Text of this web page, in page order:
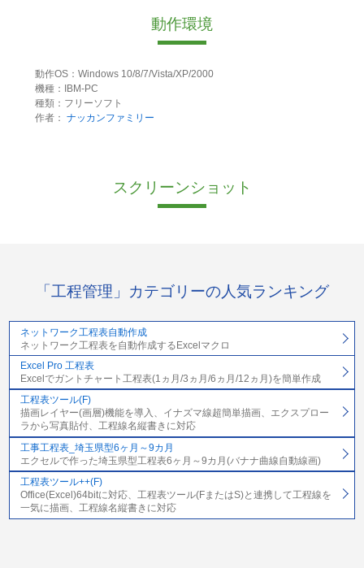
動作環境
動作OS：Windows 10/8/7/Vista/XP/2000
機種：IBM-PC
種類：フリーソフト
作者： ナッカンファミリー
スクリーンショット
「工程管理」カテゴリーの人気ランキング
ネットワーク工程表自動作成
ネットワーク工程表を自動作成するExcelマクロ
Excel Pro 工程表
Excelでガントチャート工程表(1ヵ月/3ヵ月/6ヵ月/12ヵ月)を簡単作成
工程表ツール(F)
描画レイヤー(画層)機能を導入、イナズマ線超簡単描画、エクスプロー
ラから写真貼付、工程線名縦書きに対応
工事工程表_埼玉県型6ヶ月～9カ月
エクセルで作った埼玉県型工程表6ヶ月～9カ月(バナナ曲線自動線画)
工程表ツール++(F)
Office(Excel)64bitに対応、工程表ツール(FまたはS)と連携して工程線を
一気に描画、工程線名縦書きに対応